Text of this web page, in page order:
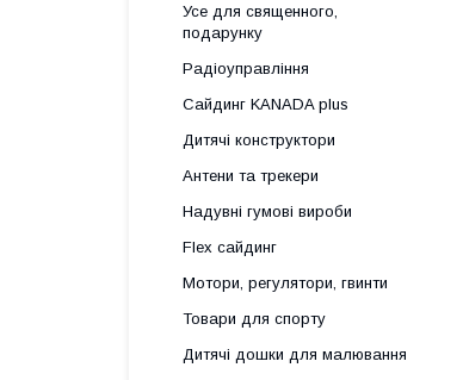
Усе для священного,
подарунку
Радіоуправління
Сайдинг KANADA plus
Дитячі конструктори
Антени та трекери
Надувні гумові вироби
Flex сайдинг
Мотори, регулятори, гвинти
Товари для спорту
Дитячі дошки для малювання